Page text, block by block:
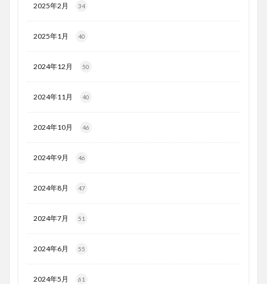
2025年2月 34
2025年1月 40
2024年12月 50
2024年11月 40
2024年10月 46
2024年9月 46
2024年8月 47
2024年7月 51
2024年6月 55
2024年5月 61